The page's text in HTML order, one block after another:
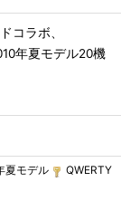
コラボ、
年夏モデル20機
夏モデル
QWERTY